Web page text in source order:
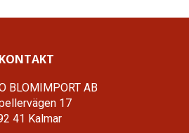
KONTAKT
BLOMIMPORT AB
17
41 Kalmar